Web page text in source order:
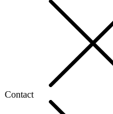
Contact